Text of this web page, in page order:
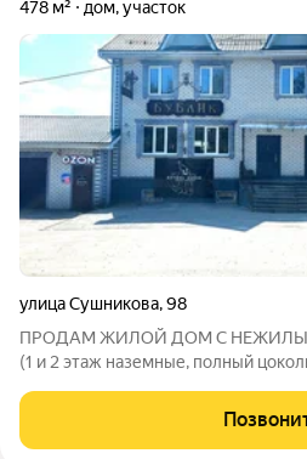
478 м² дом, участок
улица Сушникова,98
ПРОДАМ ЖИЛОЙ ДОМ С
(1 и 2 этаж наземные, полный
этаж 162 м2 (нежилой), цокольный
этаж 158 м2 (жилой, без